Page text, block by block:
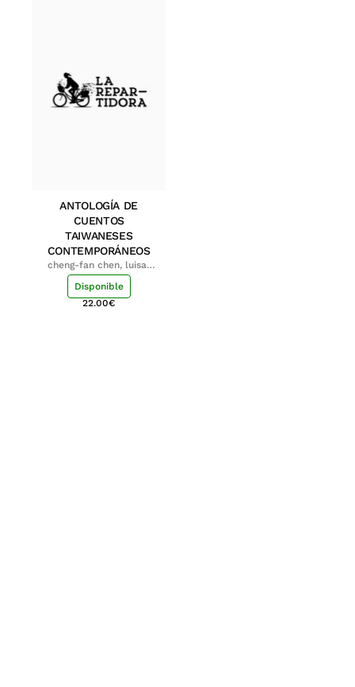
ANTOLOGÍA DE
CUENTOS
TAIWANESES
CONTEMPORÁNEOS
cheng-fan chen, luisa;
shu-ying chang, luisa
Disponible
22.00€